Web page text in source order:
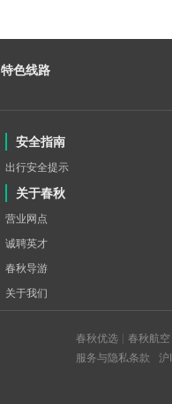
特色线路
安全指南
出行安全提示
关于春秋
营业网点
诚聘英才
春秋导游
关于我们
春秋优选 春秋航空
服务与隐私条款
沪